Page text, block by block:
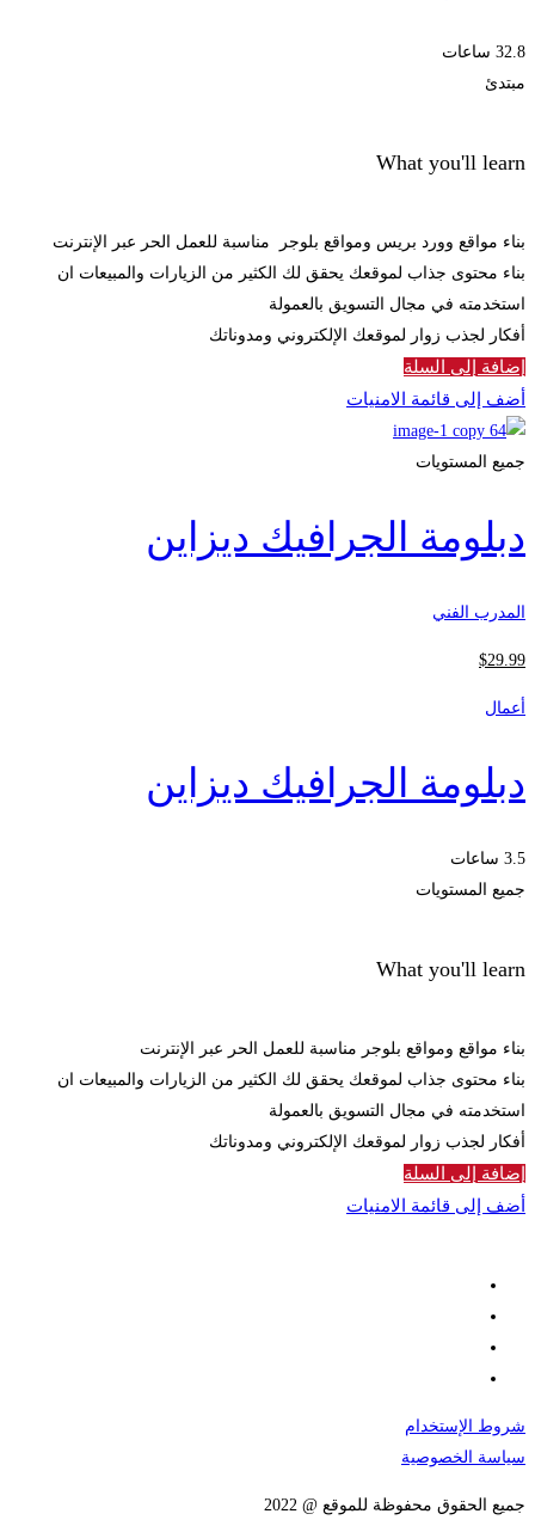
32.8 ساعات
مبتدئ
What you'll learn
بناء مواقع وورد بريس ومواقع بلوجر مناسبة للعمل الحر عبر الإنترنت
بناء محتوى جذاب لموقعك يحقق لك الكثير من الزيارات والمبيعات ان
استخدمته في مجال التسويق بالعمولة
أفكار لجذب زوار لموقعك الإلكتروني ومدوناتك
إضافة إلى السلة
أضف إلى قائمة الامنيات
جميع المستويات
دبلومة الجرافيك ديزاين
المدرب الفني
$29 .99
أعمال
دبلومة الجرافيك ديزاين
3.5 ساعات
جميع المستويات
What you'll learn
بناء مواقع ومواقع بلوجر مناسبة للعمل الحر عبر الإنترنت
بناء محتوى جذاب لموقعك يحقق لك الكثير من الزيارات والمبيعات ان
استخدمته في مجال التسويق بالعمولة
أفكار لجذب زوار لموقعك الإلكتروني ومدوناتك
إضافة إلى السلة
أضف إلى قائمة الامنيات
شروط الإستخدام
سياسة الخصوصية
جميع الحقوق محفوظة للموقع @ 2022